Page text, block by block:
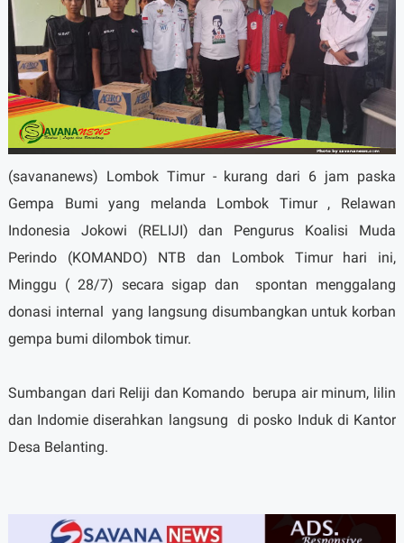
(savananews) Lombok Timur - kurang dari 6 jam paska
Gempa Bumi yang melanda Lombok Timur , Relawan
Indonesia Jokowi (RELIJI) dan Pengurus Koalisi Muda
Perindo (KOMANDO) NTB dan Lombok Timur hari ini,
Minggu ( 28/7) secara sigap dan
spontan menggalang
donasi internal yang langsung disumbangkan untuk korban
gempa bumi dilombok timur.
Sumbangan dari Reliji dan Komando berupa air minum, lilin
dan Indomie diserahkan langsung di posko Induk di Kantor
Desa Belanting.